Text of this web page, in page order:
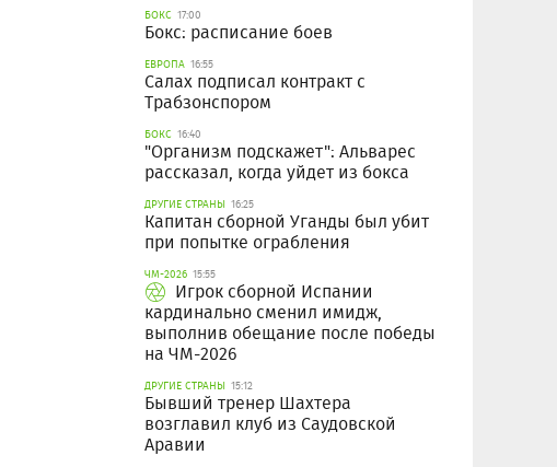
БОКС 17:00
Бокс: расписание боев
ЕВРОПА 16:55
Салах подписал контракт с
Трабзонспором
БОКС 16:40
"Организм подскажет": Альварес
рассказал, когда уйдет из бокса
ДРУГИЕ СТРАНЫ 16:25
Капитан сборной Уганды был убит
при попытке ограбления
ЧМ-2026 15:55
Игрок сборной Испании
кардинально сменил имидж,
выполнив обещание после победы
на ЧМ-2026
ДРУГИЕ СТРАНЫ 15:12
Бывший тренер Шахтера
возглавил клуб из Саудовской
Аравии